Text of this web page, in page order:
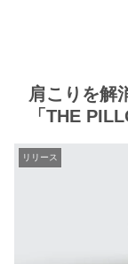
肩こりを解
「THE
リリース